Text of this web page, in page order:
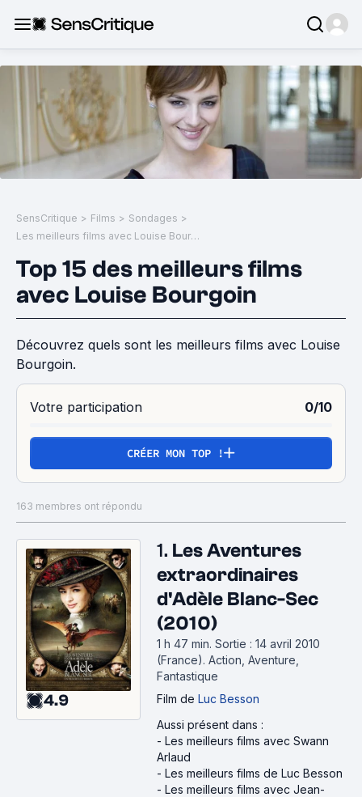
SensCritique > Films > Sondages >
Les meilleurs films avec Louise Bourgoin
Top 15 des meilleurs films
avec Louise Bourgoin
Découvrez quels sont les meilleurs films avec Louise
Bourgoin.
Votre participation 0/10
CRÉER MON TOP !
163 membres ont répondu
4.9
1. Les Aventures
extraordinaires
d'Adèle Blanc-Sec
(2010)
1 h 47 min. Sortie : 14 avril 2010
(France). Action, Aventure,
Fantastique
Film de Luc Besson
Aussi présent dans :
- Les meilleurs films avec Swann
Arlaud
- Les meilleurs films de Luc Besson
- Les meilleurs films avec Jean-